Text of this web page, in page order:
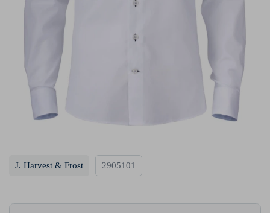
J. Harvest & Frost 2905101